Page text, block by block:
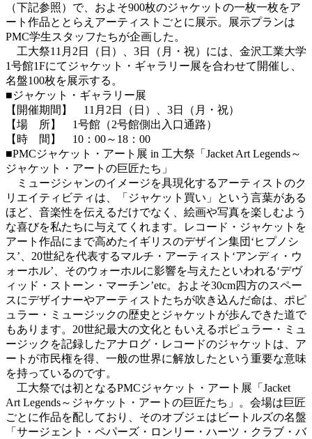
（下記参照）で、およそ900枚のジャケットの一枚一枚をア
ート作品ととらえアーティストごとに展示。展示プランは
PMC学生スタッフたちが企画した。
工大祭11月2日（日）、3日（月・祝）には、金沢工業大学
1号館1Fにてジャケット・ギャラリー展を合わせて開催し、
名盤100枚を展示する。
■ジャケット・ギャラリー展
【開催期間】 11月2日（日）、3日（月・祝）
【場 所】 1号館（2号館側出入口通路）
【時 間】 10：00～18：00
■PMCジャケット・アート展 in 工大祭「Jacket Art Legends～
ジャケット・アートの巨匠たち」
ミュージシャンのイメージを具現化するアーティストのク
リエイティビティは、「ジャケット買い」という言葉がある
ほど、音楽性を伝えるだけでなく、絵画や写真を楽しむよう
な喜びを私たちに与えてくれます。レコード・ジャケットを
アート作品にまで高めたイギリスのデザイン集団‘ヒプノシ
ス’、20世紀を代表するマルチ・アーティスト‘アンディ・ウ
ォーホル’、そのウォーホルに影響を与えたといわれる‘デヴ
ィッド・ストーン・マーチン’etc。およそ30cm四方のスペー
スにデザイナーやアーティストたちが吹き込んだ命は、ポピ
ュラー・ミュージックの歴史とジャケットが歩んできた道で
もあります。20世紀最大の文化ともいえるポピュラー・ミュ
ージックを記録したアナログ・レコードのジャケットは、ア
ートが市民権を得、一般の世界に解放したという重要な意味
を持っているのです。
工大祭では初となるPMCジャケット・アート展「Jacket
Art Legends～ジャケット・アートの巨匠たち」。会場は巨匠
ごとに作品を配しており、そのオブジェはビートルズの名盤
「サージェント・ペパーズ・ロンリー・ハーツ・クラブ・バ